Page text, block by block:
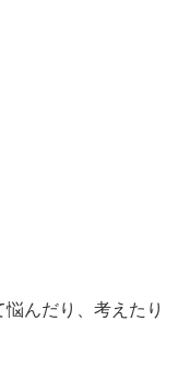
んだり、考えたり